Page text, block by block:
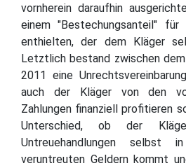
vornherein daraufhin
einem "Bestechungsanteil"
enthielten, der dem Kläger
Letztlich bestand zwischen
2011 eine
auch der Kläger von den
Zahlungen finanziell profitieren
Unterschied, ob der
Untreuehandlungen
veruntreuten Geldern kommt